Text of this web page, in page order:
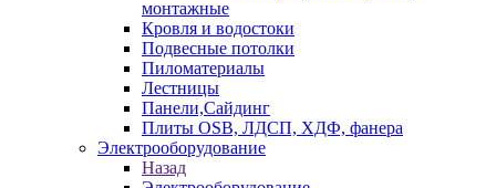
монтажные
Кровля и водостоки
Подвесные потолки
Пиломатериалы
Лестницы
Панели,Сайдинг
Плиты OSB, ЛДСП, ХДФ, фанера
Электрооборудование
Назад